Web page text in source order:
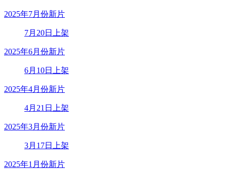
2025年7月份新片
7月20日上架
2025年6月份新片
6月10日上架
2025年4月份新片
4月21日上架
2025年3月份新片
3月17日上架
2025年1月份新片